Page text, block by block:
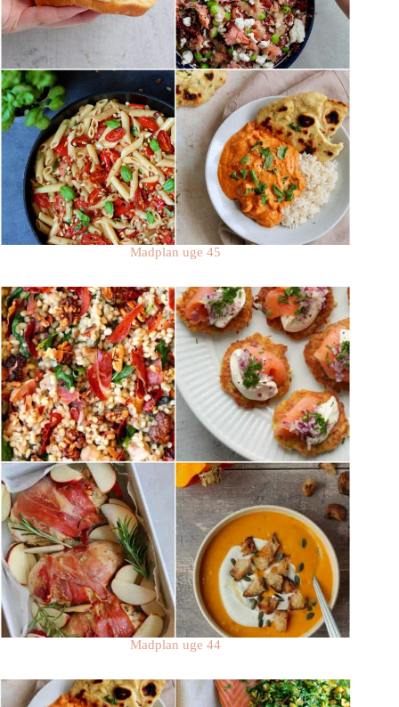
Madplan uge 45
Madplan uge 44